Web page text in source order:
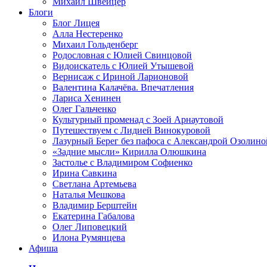
Блоги
Блог Лицея
Алла Нестеренко
Михаил Гольденберг
Родословная с Юлией Свинцовой
Видоискатель с Юлией Утышевой
Вернисаж с Ириной Ларионовой
Валентина Калачёва. Впечатления
Лариса Хенинен
Олег Гальченко
Культурный променад с Зоей Арнаутовой
Путешествуем с Лидией Винокуровой
Лазурный Берег без пафоса с Александрой
«Задние мысли» Кирилла Олюшкина
Застолье с Владимиром Софиенко
Ирина Савкина
Светлана Артемьева
Наталья Мешкова
Владимир Берштейн
Екатерина Габалова
Олег Липовецкий
Илона Румянцева
Афиша